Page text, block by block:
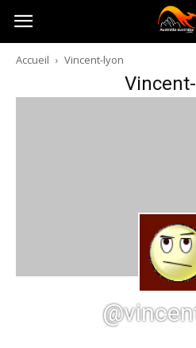
Australia-
australie.com
Accueil Vincent-lyon